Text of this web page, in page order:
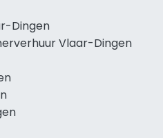
Dingen
Vlaar-Dingen